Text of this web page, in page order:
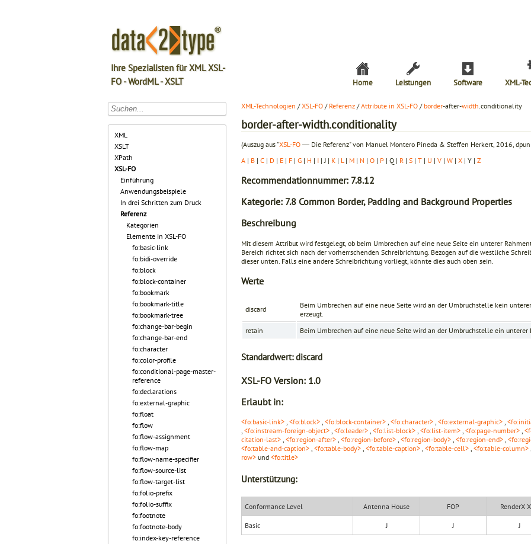
Ihre Spezialisten für XML XSL-
FO - WordML - XSLT
Home Leistungen Software XML-
XML
XSLT
XPath
XSL-FO
Einführung
Anwendungsbeispiele
In drei Schritten zum Druck
Referenz
Kategorien
Elemente in XSL-FO
fo:basic-link
fo:bidi-override
fo:block
fo:block-container
fo:bookmark
fo:bookmark-title
fo:bookmark-tree
fo:change-bar-begin
fo:change-bar-end
fo:character
fo:color-profile
fo:conditional-page-master-
reference
fo:declarations
fo:external-graphic
fo:float
fo:flow
fo:flow-assignment
fo:flow-map
fo:flow-name-specifier
fo:flow-source-list
fo:flow-target-list
fo:folio-prefix
fo:folio-suffix
fo:footnote
fo:footnote-body
fo:index-key-reference
XML-Technologien /XSL-FO / Referenz /Attribute in XSL-FO / border-after-width.conditionality
border-after-width.conditionality
(Auszug aus "XSL-FO ― Die Referenz" von Manuel Montero Pineda & Steffen Herkert, 2016,
A | B | C | D | E | F | G | H | I | J | K | L | M | N | O | P | Q | R | S | T | U | V | W | X | Y | Z
Recommendationnummer: 7.8.12
Kategorie: 7.8 Common Border, Padding and Background Properties
Beschreibung
Mit diesem Attribut wird festgelegt, ob beim Umbrechen auf eine neue Seite ein unterer
Bereich richtet sich nach der vorherrschenden Schreibrichtung. Bezogen auf die westliche
dieser unten. Falls eine andere Schreibrichtung vorliegt, könnte dies auch oben sein.
Werte
discard
Beim Umbrechen auf eine neue Seite wird an der Umbruchstelle kein
erzeugt.
retain
Beim Umbrechen auf eine neue Seite wird an der Umbruchstelle ein unterer
Standardwert:discard
XSL-FO Version: 1.0
Erlaubt in:
<fo:basic-link> , <fo:block> , <fo:block-container> , <fo:character> , <fo:external-graphic> ,
, <fo:instream-foreign-object> , <fo:leader> , <fo:list-block> , <fo:list-item> , <fo:page-number> ,
citation-last> , <fo:region-after> , <fo:region-before> , <fo:region-body> , <fo:region-end> ,
<fo:table-and-caption> , <fo:table-body> , <fo:table-caption> , <fo:table-cell> , <fo:table-column> ,
row> und <fo:title>
Unterstützung:
Conformance Level Antenna House FOP RenderX
Basic J J J